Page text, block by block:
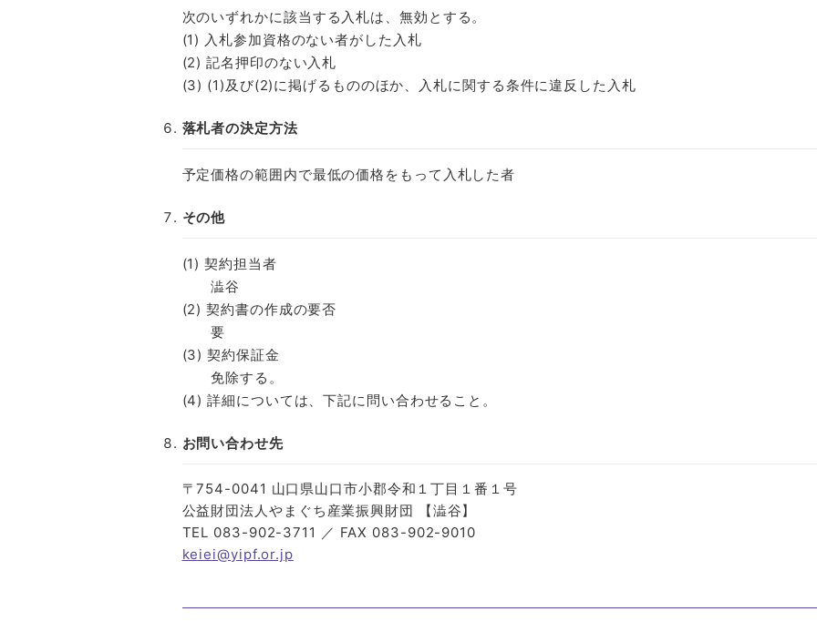
次のいずれかに該当する入札は、無効とする。
(1) 入札参加資格のない者がした入札
(2) 記名押印のない入札
(3) (1)及び(2)に掲げるもののほか、入札に関する条件に違反した入札
落札者の決定方法
予定価格の範囲内で最低の価格をもって入札した者
その他
(1) 契約担当者
澁谷
(2) 契約書の作成の要否
要
(3) 契約保証金
免除する。
(4) 詳細については、下記に問い合わせること。
お問い合わせ先
〒754-0041 山口県山口市小郡令和１丁目１番１号
公益財団法人やまぐち産業振興財団 【澁谷】
TEL 083-902-3711 ／ FAX 083-902-9010
keiei@yipf.or.jp